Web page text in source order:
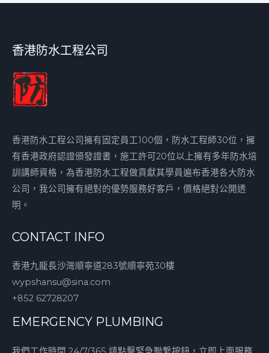
香港防水工程公司
香港防水工程公司擁有固定員工100個，防水工程師30位，擁
有香港政府認證頒發證書，施工許可20位以上擁有多年防水培
訓講師資格，為香港防水工程做貢獻其學員遍布香港各大防水
公司，我公司擁有絕對的優勢服務好客戶，價格絕對公開透
明。
CONTACT INFO
香港九龍長沙灣順寧道283號順寧苑30樓
wypshansu@sina.com
+852 62728207
EMERGENCY PLUMBING